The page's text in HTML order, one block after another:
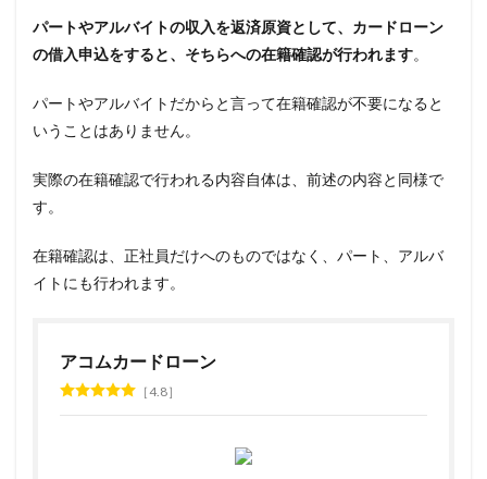
パートやアルバイトの収入を返済原資として、カードローン
の借入申込をすると、そちらへの在籍確認が行われます。
パートやアルバイトだからと言って在籍確認が不要になると
いうことはありません。
実際の在籍確認で行われる内容自体は、前述の内容と同様で
す。
在籍確認は、正社員だけへのものではなく、パート、アルバ
イトにも行われます。
アコムカードローン
4.8